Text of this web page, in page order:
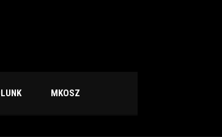
MKOSZ